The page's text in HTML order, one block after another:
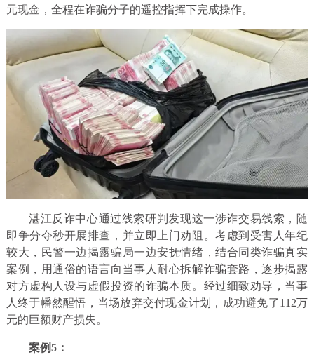
元现金，全程在诈骗分子的遥控指挥下完成操作。
湛江反诈中心通过线索研判发现这一涉诈交易线索，随
即争分夺秒开展排查，并立即上门劝阻。考虑到受害人年纪
较大，民警一边揭露骗局一边安抚情绪，结合同类诈骗真实
案例，用通俗的语言向当事人耐心拆解诈骗套路，逐步揭露
对方虚构人设与虚假投资的诈骗本质。经过细致劝导，当事
人终于幡然醒悟，当场放弃交付现金计划，成功避免了112万
元的巨额财产损失。
案例5：